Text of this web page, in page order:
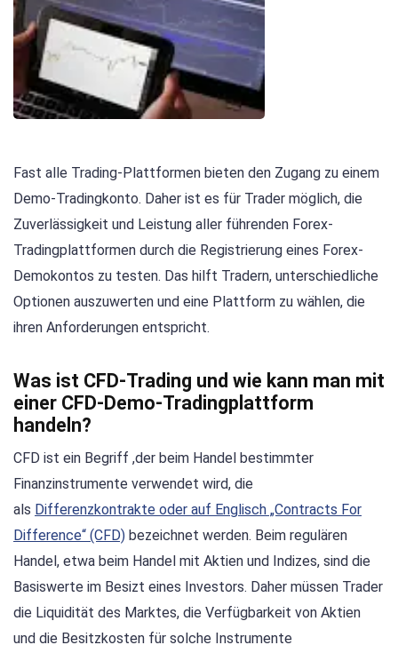
Fast alle Trading-Plattformen bieten den Zugang zu einem
Demo-Tradingkonto. Daher ist es für Trader möglich, die
Zuverlässigkeit und Leistung aller führenden Forex-
Tradingplattformen durch die Registrierung eines Forex-
Demokontos zu testen. Das hilft Tradern, unterschiedliche
Optionen auszuwerten und eine Plattform zu wählen, die
ihren Anforderungen entspricht.
Was ist CFD-Trading und wie kann man mit
einer CFD-Demo-Tradingplattform
handeln?
CFD ist ein Begriff ,der beim Handel bestimmter
Finanzinstrumente verwendet wird, die
als Differenzkontrakte oder auf Englisch „Contracts For
Difference“ (CFD) bezeichnet werden. Beim regulären
Handel, etwa beim Handel mit Aktien und Indizes, sind die
Basiswerte im Besizt eines Investors. Daher müssen Trader
die Liquidität des Marktes, die Verfügbarkeit von Aktien
und die Besitzkosten für solche Instrumente